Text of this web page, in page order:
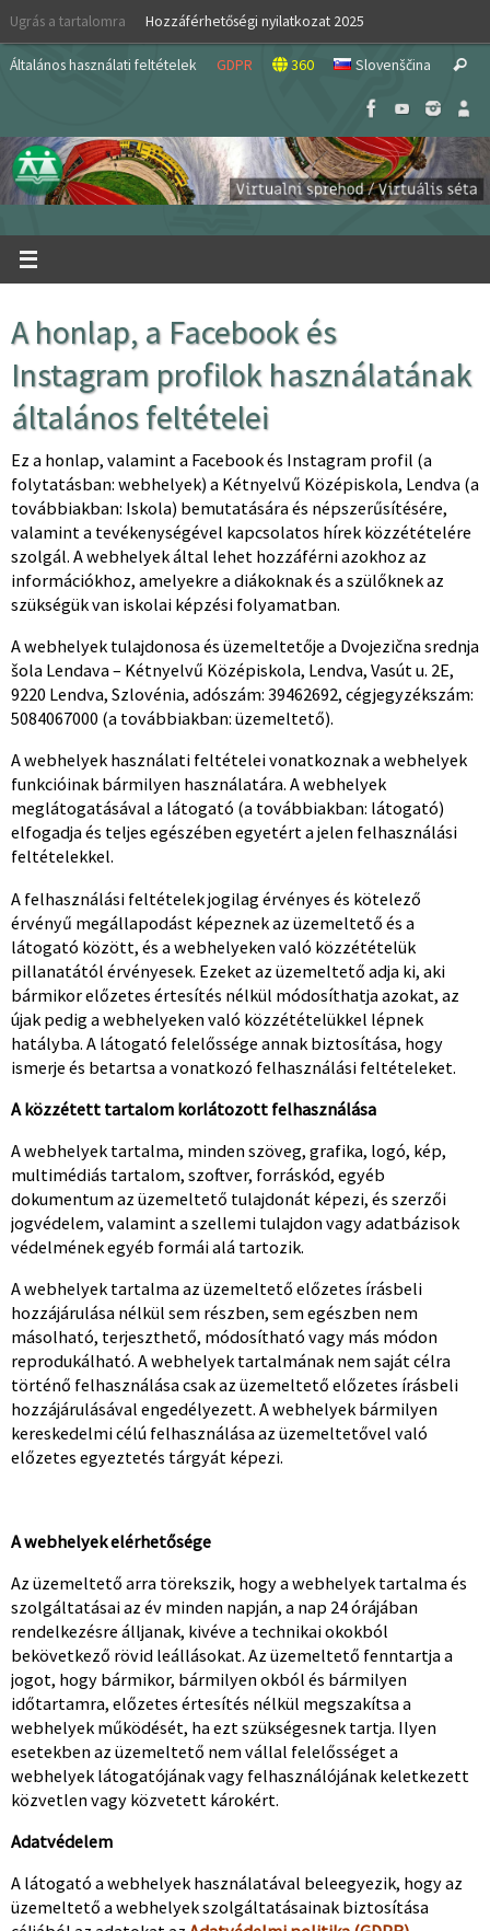
Skip
content
Ugrás a tartalomra Hozzáférhetőségi nyilatkozat 2025
Általános használati feltételek GDPR 360 Slovenščina Search
A honlap, a Facebook és
Instagram profilok használatának
általános feltételei
Ez a honlap, valamint a Facebook és Instagram profil (a
folytatásban: webhelyek) a Kétnyelvű Középiskola, Lendva (a
továbbiakban: Iskola) bemutatására és népszerűsítésére,
valamint a tevékenységével kapcsolatos hírek közzétételére
szolgál. A webhelyek által lehet hozzáférni azokhoz az
információkhoz, amelyekre a diákoknak és a szülőknek az
szükségük van iskolai képzési folyamatban.
A webhelyek tulajdonosa és üzemeltetője a Dvojezična srednja
šola Lendava – Kétnyelvű Középiskola, Lendva, Vasút u. 2E,
9220 Lendva, Szlovénia, adószám: 39462692, cégjegyzékszám:
5084067000 (a továbbiakban: üzemeltető).
A webhelyek használati feltételei vonatkoznak a webhelyek
funkcióinak bármilyen használatára. A webhelyek
meglátogatásával a látogató (a továbbiakban: látogató)
elfogadja és teljes egészében egyetért a jelen felhasználási
feltételekkel.
A felhasználási feltételek jogilag érvényes és kötelező
érvényű megállapodást képeznek az üzemeltető és a
látogató között, és a webhelyeken való közzétételük
pillanatától érvényesek. Ezeket az üzemeltető adja ki, aki
bármikor előzetes értesítés nélkül módosíthatja azokat, az
újak pedig a webhelyeken való közzétételükkel lépnek
hatályba. A látogató felelőssége annak biztosítása, hogy
ismerje és betartsa a vonatkozó felhasználási feltételeket.
A közzétett tartalom korlátozott felhasználása
A webhelyek tartalma, minden szöveg, grafika, logó, kép,
multimédiás tartalom, szoftver, forráskód, egyéb
dokumentum az üzemeltető tulajdonát képezi, és szerzői
jogvédelem, valamint a szellemi tulajdon vagy adatbázisok
védelmének egyéb formái alá tartozik.
A webhelyek tartalma az üzemeltető előzetes írásbeli
hozzájárulása nélkül sem részben, sem egészben nem
másolható, terjeszthető, módosítható vagy más módon
reprodukálható. A webhelyek tartalmának nem saját célra
történő felhasználása csak az üzemeltető előzetes írásbeli
hozzájárulásával engedélyezett. A webhelyek bármilyen
kereskedelmi célú felhasználása az üzemeltetővel való
előzetes egyeztetés tárgyát képezi.
A webhelyek elérhetősége
Az üzemeltető arra törekszik, hogy a webhelyek tartalma és
szolgáltatásai az év minden napján, a nap 24 órájában
rendelkezésre álljanak, kivéve a technikai okokból
bekövetkező rövid leállásokat. Az üzemeltető fenntartja a
jogot, hogy bármikor, bármilyen okból és bármilyen
időtartamra, előzetes értesítés nélkül megszakítsa a
webhelyek működését, ha ezt szükségesnek tartja. Ilyen
esetekben az üzemeltető nem vállal felelősséget a
webhelyek látogatójának vagy felhasználójának keletkezett
közvetlen vagy közvetett károkért.
Adatvédelem
A látogató a webhelyek használatával beleegyezik, hogy az
üzemeltető a webhelyek szolgáltatásainak biztosítása